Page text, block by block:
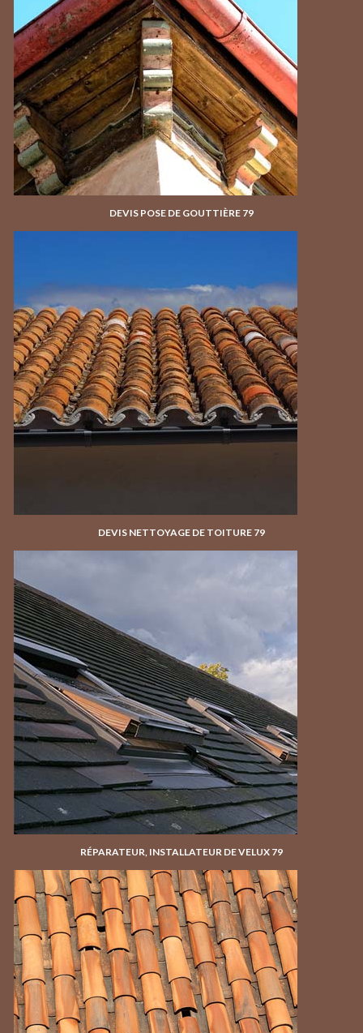
DEVIS POSE DE GOUTTIÈRE 79
DEVIS NETTOYAGE DE TOITURE 79
RÉPARATEUR, INSTALLATEUR DE VELUX 79